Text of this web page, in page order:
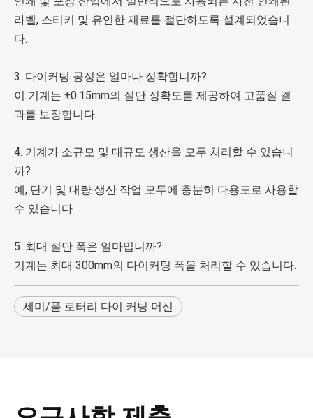
라벨, 스티커 및 유연한 재료를 절단하도록 설계되었습니
다.
3. 다이커팅 공정은 얼마나 정확합니까?
이 기계는 ±0.15mm의 절단 정확도를 제공하여 고품질 결
과를 보장합니다.
4. 기계가 소규모 및 대규모 생산을 모두 처리할 수 있습니
까?
예, 단기 및 대량 생산 작업 모두에 충분히 다용도로 사용할
수 있습니다.
5. 최대 절단 폭은 얼마입니까?
기계는 최대 300mm의 다이커팅 폭을 처리할 수 있습니다.
세미/풀 로터리 다이 커팅 머신